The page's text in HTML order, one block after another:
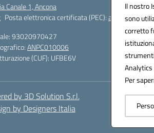
Il nostro
sono
corretto
Analytics
Per
Canale 1, Ancona
Posta elettronica certificata (PEC):
93020970427
ANPC010006
(CUF): UFBE6V
by 3D Solution S.r.l.
by Designers Italia